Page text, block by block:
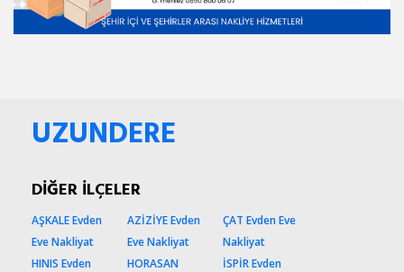
UZUNDERE
DİĞER İLÇELER
AŞKALE Evden
Eve Nakliyat
AZİZİYE Evden
Eve Nakliyat
ÇAT Evden Eve
Nakliyat
HINIS Evden
HORASAN
İSPİR Evden